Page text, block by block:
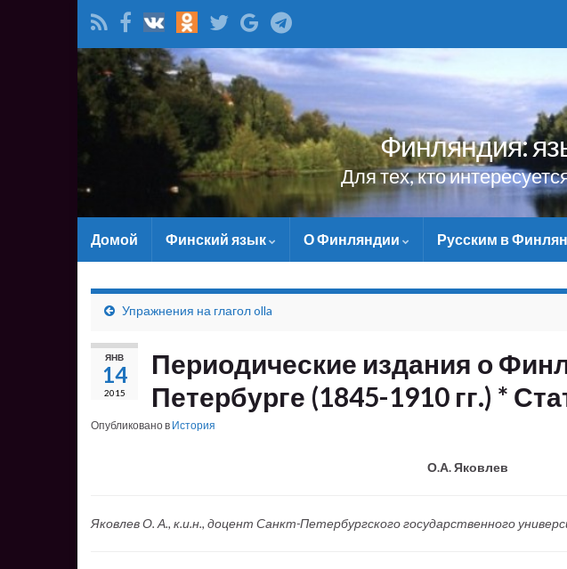
Финляндия:
Для тех, кто
Домой Финский язык О Финляндии Русским в
Упражнения на глагол olla
ЯНВ
14
2015
Периодические издания о
Петербурге (1845-1910 гг.) *
Опубликовано в История
О.А. Яковлев
Яковлев О. А., к.и.н., доцент Санкт-Петербургского государственного